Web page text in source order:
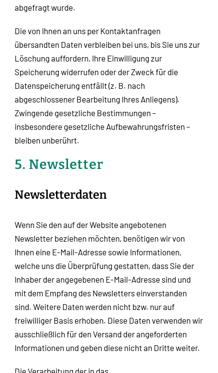
abgefragt wurde.
Die von Ihnen an uns per Kontaktanfragen
übersandten Daten verbleiben bei uns, bis Sie uns zur
Löschung auffordern, Ihre Einwilligung zur
Speicherung widerrufen oder der Zweck für die
Datenspeicherung entfällt (z. B. nach
abgeschlossener Bearbeitung Ihres Anliegens).
Zwingende gesetzliche Bestimmungen –
insbesondere gesetzliche Aufbewahrungsfristen –
bleiben unberührt.
5. Newsletter
Newsletter­daten
Wenn Sie den auf der Website angebotenen
Newsletter beziehen möchten, benötigen wir von
Ihnen eine E-Mail-Adresse sowie Informationen,
welche uns die Überprüfung gestatten, dass Sie der
Inhaber der angegebenen E-Mail-Adresse sind und
mit dem Empfang des Newsletters einverstanden
sind. Weitere Daten werden nicht bzw. nur auf
freiwilliger Basis erhoben. Diese Daten verwenden wir
ausschließlich für den Versand der angeforderten
Informationen und geben diese nicht an Dritte weiter.
Die Verarbeitung der in das